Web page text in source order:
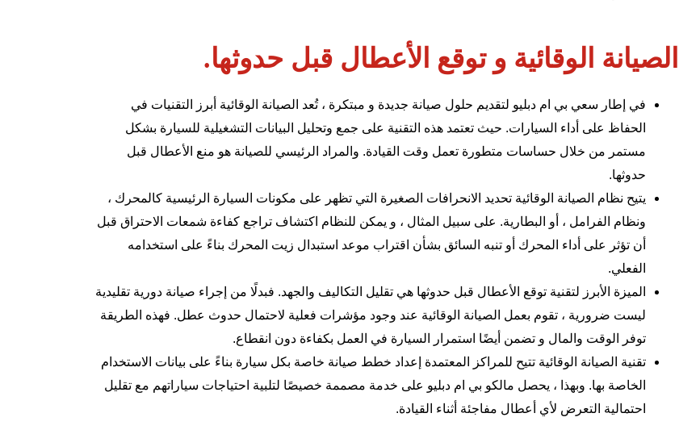
الصيانة الوقائية و توقع الأعطال قبل حدوثها.
في إطار سعي بي ام دبليو لتقديم حلول صيانة جديدة و مبتكرة ، تُعد الصيانة الوقائية أبرز التقنيات في
الحفاظ على أداء السيارات. حيث تعتمد هذه التقنية على جمع وتحليل البيانات التشغيلية للسيارة بشكل
مستمر من خلال حساسات متطورة تعمل وقت القيادة. والمراد الرئيسي للصيانة هو منع الأعطال قبل
حدوثها.
يتيح نظام الصيانة الوقائية تحديد الانحرافات الصغيرة التي تظهر على مكونات السيارة الرئيسية كالمحرك ،
ونظام الفرامل ، أو البطارية. على سبيل المثال ، و يمكن للنظام اكتشاف تراجع كفاءة شمعات الاحتراق قبل
أن تؤثر على أداء المحرك أو تنبه السائق بشأن اقتراب موعد استبدال زيت المحرك بناءً على استخدامه
الفعلي.
الميزة الأبرز لتقنية توقع الأعطال قبل حدوثها هي تقليل التكاليف والجهد. فبدلًا من إجراء صيانة دورية تقليدية
ليست ضرورية ، تقوم بعمل الصيانة الوقائية عند وجود مؤشرات فعلية لاحتمال حدوث عطل. فهذه الطريقة
توفر الوقت والمال و تضمن أيضًا استمرار السيارة في العمل بكفاءة دون انقطاع.
تقنية الصيانة الوقائية تتيح للمراكز المعتمدة إعداد خطط صيانة خاصة بكل سيارة بناءً على بيانات الاستخدام
الخاصة بها. وبهذا ، يحصل مالكو بي ام دبليو على خدمة مصممة خصيصًا لتلبية احتياجات سياراتهم مع تقليل
احتمالية التعرض لأي أعطال مفاجئة أثناء القيادة.